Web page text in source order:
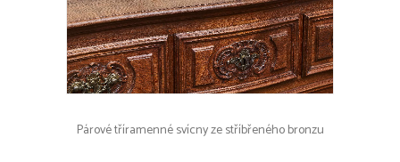
Párové tříramenné svícny ze stříbřeného bronzu